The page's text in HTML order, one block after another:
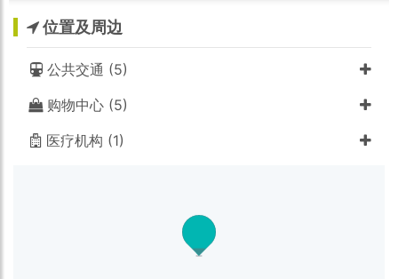
位置及周边
公共交通 (5)
购物中心 (5)
医疗机构 (1)